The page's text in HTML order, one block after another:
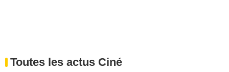
Toutes les actus Ciné